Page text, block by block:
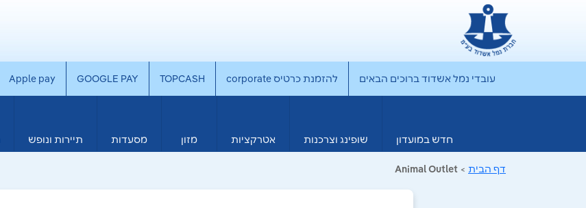
עובדי נמל אשדוד ברוכים הבאים להזמנת כרטיס corporate TOPCASH
GOOGLE PAY
Apple pay
חדש במועדון שופינג וצרכנות אטרקציות מזון מסעדות תיירות ונופש
דף הבית >
Animal Outlet